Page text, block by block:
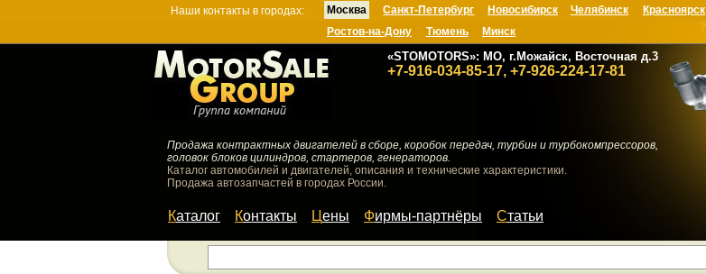
Наши контакты в городах: Москва
«STOMOTORS»: МО, г.Можайск, Восточная д.3
+7-916-034-85-17, +7-926-224-17-81
Санкт-Петербург Новосибирск Челябинск Красноярск
Ростов-на-Дону
Тюмень Минск
Продажа контрактных двигателей в сборе, коробок передач, турбин и турбокомпрессоров,
головок блоков цилиндров, стартеров, генераторов.
Каталог автомобилей и двигателей, описания и технические характеристики.
Продажа автозапчастей в городах России.
Каталог Контакты Цены Фирмы-партнёры Статьи